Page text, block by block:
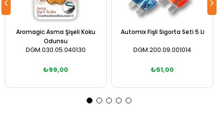
Aromagic Asma Şişeli Koku
Odunsu
DGM.030.05.040130
₺99,00
Automix Fişli Sigorta Seti 5 Li
DGM.200.09.001014
₺51,00